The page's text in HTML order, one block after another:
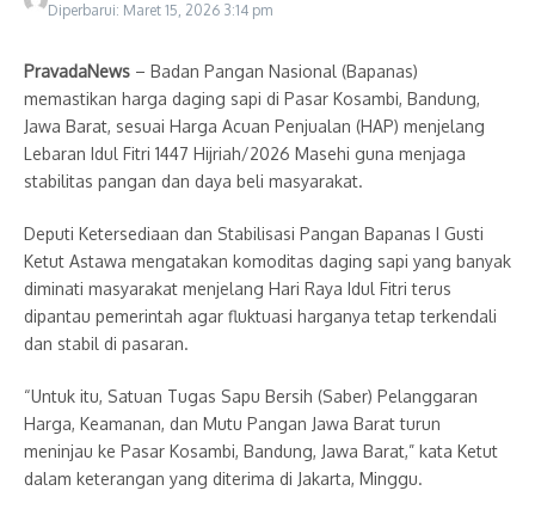
Diperbarui: Maret 15, 2026 3:14 pm
PravadaNews – Badan Pangan Nasional (Bapanas)
memastikan harga daging sapi di Pasar Kosambi, Bandung,
Jawa Barat, sesuai Harga Acuan Penjualan (HAP) menjelang
Lebaran Idul Fitri 1447 Hijriah/2026 Masehi guna menjaga
stabilitas pangan dan daya beli masyarakat.
Deputi Ketersediaan dan Stabilisasi Pangan Bapanas I Gusti
Ketut Astawa mengatakan komoditas daging sapi yang banyak
diminati masyarakat menjelang Hari Raya Idul Fitri terus
dipantau pemerintah agar fluktuasi harganya tetap terkendali
dan stabil di pasaran.
“Untuk itu, Satuan Tugas Sapu Bersih (Saber) Pelanggaran
Harga, Keamanan, dan Mutu Pangan Jawa Barat turun
meninjau ke Pasar Kosambi, Bandung, Jawa Barat,” kata Ketut
dalam keterangan yang diterima di Jakarta, Minggu.